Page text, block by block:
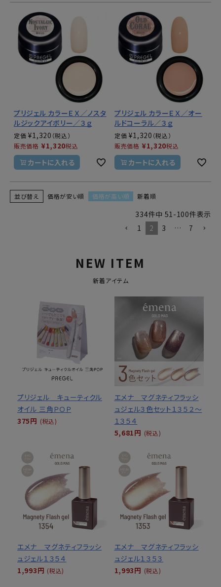
プリジェル カラーＥＸ／ノスタ
ルジックアイボリー／３ｇ
定価 ¥1,320
販売価格 ¥1,320税込
カートに入れる
プリジェル カラーＥＸ／オー
ルドコーラル／３ｇ
定価 ¥1,320
販売価格 ¥1,320税込
カートに入れる
並び替え 価格が安い順 価格が高い順 新着順
334件中 51 -100件表示
1
2 3 … 7
NEW ITEM
新着アイテム
プリジェル キューティクル
オイル 三角ＰＯＰ
375円 (税込)
エメナ マグネティフラッシ
ュジェル３色セット１３５２～
１３５４
5,681円 (税込)
エメナ マグネティフラッシ
ュジェル１３５４
1,993円 (税込)
エメナ マグネティフラッシ
ュジェル１３５３
1,993円 (税込)